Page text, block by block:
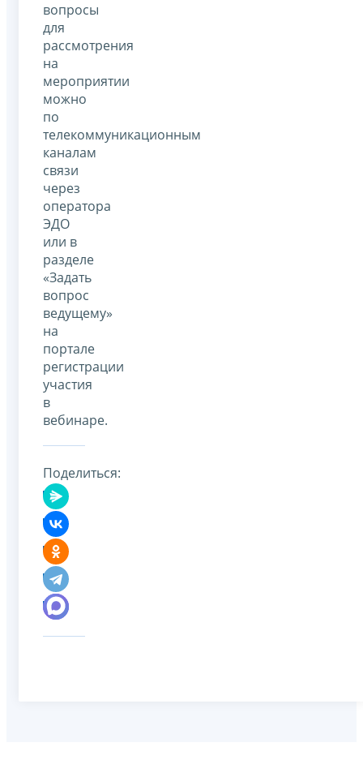
вопросы
для
рассмотрения
на
мероприятии
можно
по
телекоммуникационным
каналам
связи
через
оператора
ЭДО
или в
разделе
«Задать
вопрос
ведущему»
на
портале
регистрации
участия
в
вебинаре.
Поделиться: